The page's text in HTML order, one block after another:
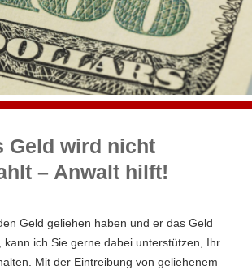
Geld wird nicht
– Anwalt hilft!
Geld geliehen haben und er das Geld
kann ich Sie gerne dabei unterstützen, Ihr
Mit der Eintreibung von geliehenem